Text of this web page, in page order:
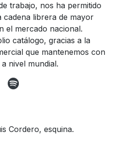
trabajo, nos ha permitido
cadena librera de mayor
el mercado nacional.
catálogo, gracias a la
que mantenemos con
nivel mundial.
Cordero, esquina.